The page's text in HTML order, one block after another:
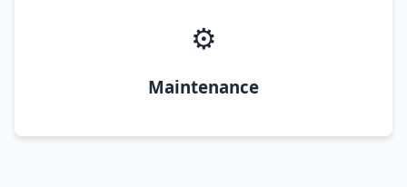
⚙️
Maintenance